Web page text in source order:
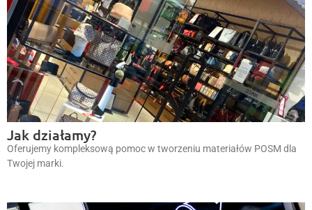
Jak działamy?
Oferujemy kompleksową pomoc w tworzeniu materiałów POSM dla
Twojej marki.